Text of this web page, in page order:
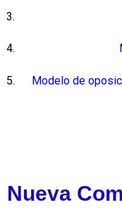
Modelo de
Nueva